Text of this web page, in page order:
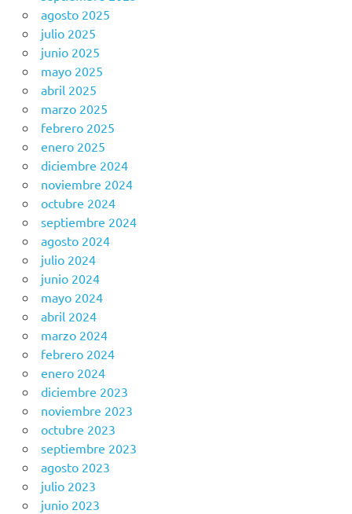
agosto 2025
julio 2025
junio 2025
mayo 2025
abril 2025
marzo 2025
febrero 2025
enero 2025
diciembre 2024
noviembre 2024
octubre 2024
septiembre 2024
agosto 2024
julio 2024
junio 2024
mayo 2024
abril 2024
marzo 2024
febrero 2024
enero 2024
diciembre 2023
noviembre 2023
octubre 2023
septiembre 2023
agosto 2023
julio 2023
junio 2023